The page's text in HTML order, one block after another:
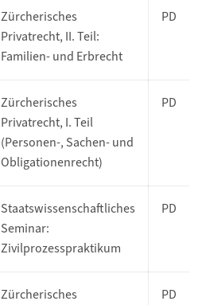
Zürcherisches
Privatrecht, II. Teil:
Familien- und Erbrecht
PD
Zürcherisches
Privatrecht, I. Teil
(Personen-, Sachen- und
Obligationenrecht)
PD
Staatswissenschaftliches
Seminar:
Zivilprozesspraktikum
PD
Zürcherisches
PD